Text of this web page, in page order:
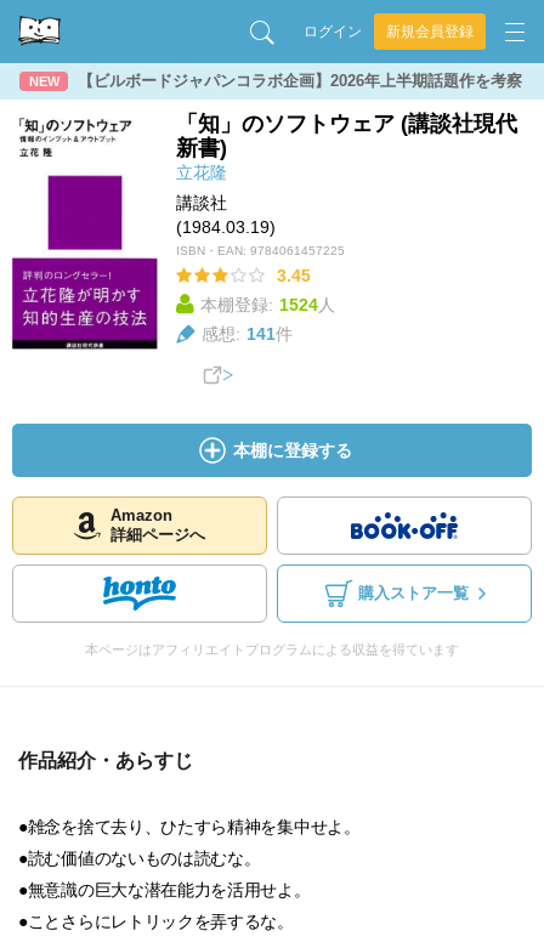
ログイン 新規会員登録
NEW 【ビルボードジャパンコラボ企画】2026年上半期話題作を考察
「知」のソフトウェア (講談社現代
新書)
立花隆
講談社
(1984.03.19)
ISBN・EAN: 9784061457225
3.45
本棚登録: 1524人
感想: 141件
本棚に登録する
Amazon
詳細ページへ
購入ストア一覧
本ページはアフィリエイトプログラムによる収益を得ています
作品紹介・あらすじ
●雑念を捨て去り、ひたすら精神を集中せよ。
●読む価値のないものは読むな。
●無意識の巨大な潜在能力を活用せよ。
●ことさらにレトリックを弄するな。